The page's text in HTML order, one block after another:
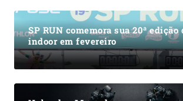
SP RUN comemora sua 20ª
indoor em fevereiro